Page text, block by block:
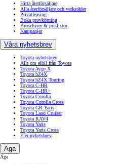
Hitta återförsäljare
Alla återförsäljare och verkstäder
Privatleasing
Boka provkörning
Broschyrer & prislistor
Kampanjer
Våra nyhetsbrev
Toyota nyhetsbrev
Allt om elbil från Toyota
Toyota Aygo X
Toyota bZ4X
Toyota bZ4X Touring
Toyota C-HR
Toyota C-HR+
Toyota Corolla
Toyota Corolla Cross
Toyota GR Yaris
Toyota Land Cruiser
Toyota RAV4
Toyota Yaris
Toyota Yaris Cross
Fler nyhetsbrev
Äga
Äga